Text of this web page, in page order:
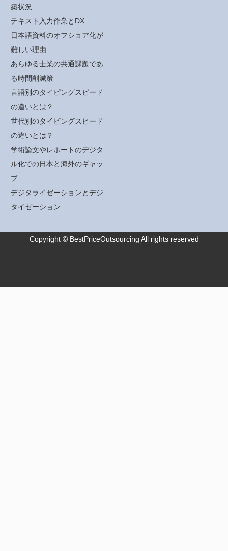
築状況
テキスト入力作業とDX
日本語資料のオフショア化が
難しい理由
あらゆる士業の共通課題であ
る時間削減策
言語別のタイピングスピード
の違いとは？
世代別のタイピングスピード
の違いとは？
学術論文やレポートのデジタ
ル化での日本と海外のギャッ
プ
デジタライゼーションとデジ
タイゼーション
Copyright © BestPriceOutsourcing All rights reserved